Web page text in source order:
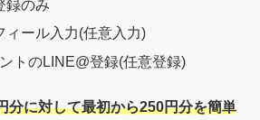
録のみ
ィール入力(任意入力)
トのLINE@登録(任意登録)
分に対して最初から250円分を簡単